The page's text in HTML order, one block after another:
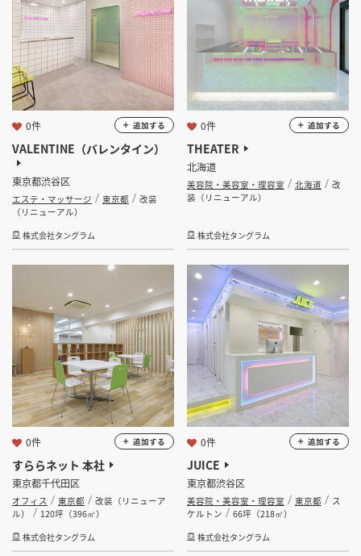
店舗開業・改装をご検討中の方へ
設計・施工範囲 選択する
選択する
株式会社タングラム
金額
会員ログインすると検索できます。
坪数
坪 ～ 坪
フリーワード
検索する
VALENTINE（バレンタイン）
東京都渋谷区
エステ・マッサージ 東京都
改装
（リニューアル）
株式会社タングラム
0件 追加する
THEATER
北海道
美容院・美容室・理容室 北海道
改
装（リニューアル）
株式会社タングラム
0件 追加する
すららネット 本社
東京都千代田区
オフィス 東京都
改装（リニューア
ル）
120坪（396㎡）
株式会社タングラム
0件 追加する
JUICE
東京都渋谷区
美容院・美容室・理容室 東京都
ス
ケルトン
66坪（218㎡）
株式会社タングラム
0件 追加する